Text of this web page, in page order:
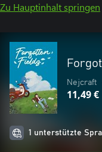
Zu Hauptinhalt springen
Nejcraft
11,49 €
1 unterstützte